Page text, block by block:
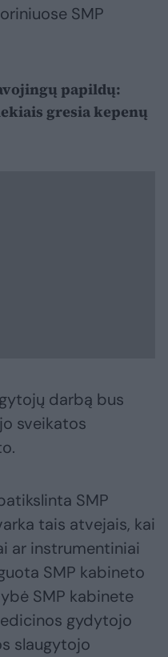
SMP
papildų:
gresia kepenų
darbą bus
sveikatos
SMP
tais atvejais, kai
ar instrumentiniai
SMP kabineto
SMP kabinete
gydytojo
slaugytojo